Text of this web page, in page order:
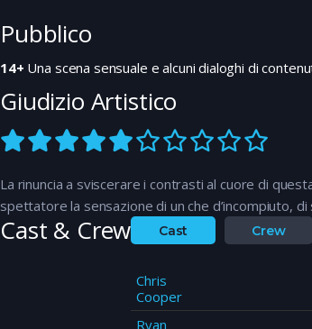
propaganda alla presenza dello
Hitler. L'occasione è ghiotta e
"bastardi" decidono di
piazzare delle bombe nella sala;
Shosanna ha deciso di vendicarsi
alle fiamme il suo cinema.....
Pubblico
14+ Una scena sensuale e alcuni dialoghi di
Giudizio Artistico
La rinuncia a sviscerare i contrasti al cuore di
spettatore la sensazione di un che d’incompiuto,
Cast & Crew Cast Crew
Chris
Cooper
Ryan